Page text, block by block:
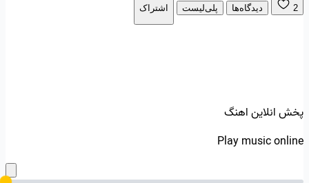
2 دیدگاه‌ها پلی‌لیست اشتراک
پخش انلاین اهنگ
Play music online